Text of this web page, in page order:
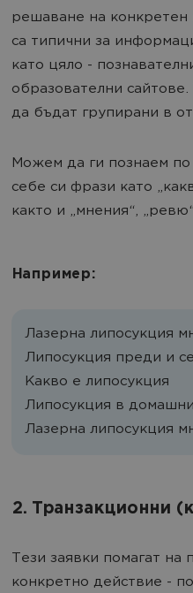
решаване на
са типични за
като цяло -
образователни
да бъдат групирани в
Можем да ги познаем
себе си фрази като
както и „мнения“,
Например:
Лазерна липосукция
Липосукция преди и
Какво е липосукция
Липосукция в
Лазерна липосукция
2. Транзакционни
Тези заявки помагат
конкретно действие -